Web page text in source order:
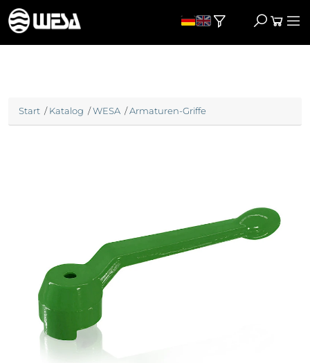
Start /Katalog /WESA /Armaturen-Griffe